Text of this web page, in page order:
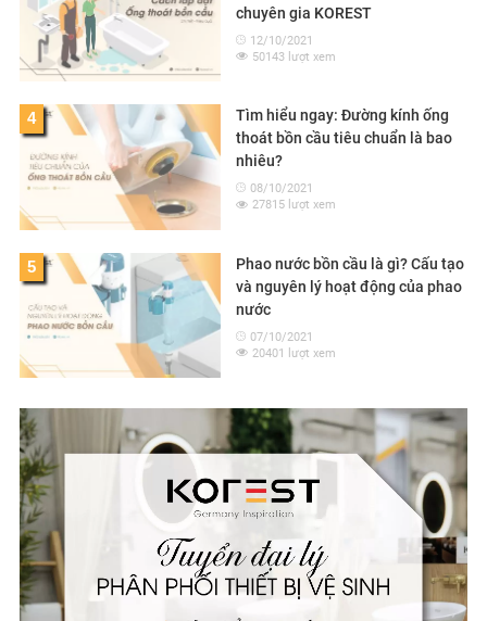
chuyên gia KOREST
12/10/2021
50143 lượt xem
4
Tìm hiểu ngay: Đường kính ống
thoát bồn cầu tiêu chuẩn là bao
nhiêu?
08/10/2021
27815 lượt xem
5
Phao nước bồn cầu là gì? Cấu tạo
và nguyên lý hoạt động của phao
nước
07/10/2021
20401 lượt xem